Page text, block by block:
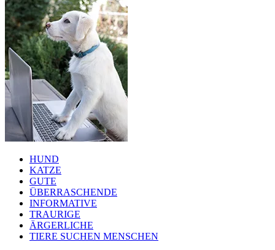
HUND
KATZE
GUTE
ÜBERRASCHENDE
INFORMATIVE
TRAURIGE
ÄRGERLICHE
TIERE SUCHEN MENSCHEN